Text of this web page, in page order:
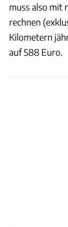
muss also mit
rechnen
Kilometern
auf 588 Euro.